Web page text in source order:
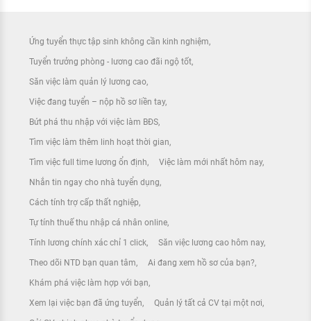
Ứng tuyển thực tập sinh không cần kinh nghiệm
Tuyển trưởng phòng - lương cao đãi ngộ tốt
Săn việc làm quản lý lương cao
Việc đang tuyển – nộp hồ sơ liền tay
Bứt phá thu nhập với việc làm BĐS
Tìm việc làm thêm linh hoạt thời gian
Tìm việc full time lương ổn định Việc làm mới nhất hôm nay
Nhắn tin ngay cho nhà tuyển dụng
Cách tính trợ cấp thất nghiệp
Tự tính thuế thu nhập cá nhân online
Tính lương chính xác chỉ 1 click Săn việc lương cao hôm nay
Theo dõi NTD bạn quan tâm Ai đang xem hồ sơ của bạn?
Khám phá việc làm hợp với bạn
Xem lại việc bạn đã ứng tuyển Quản lý tất cả CV tại một nơi